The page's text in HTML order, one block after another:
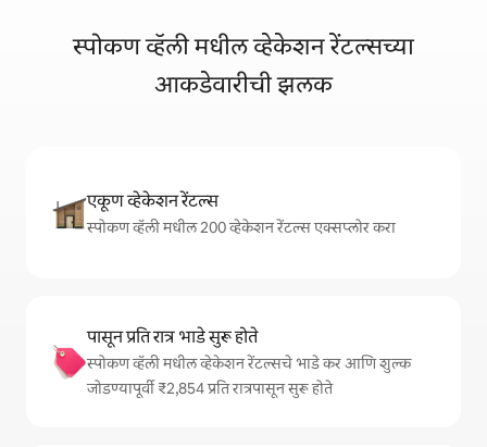
स्पोकण व्हॅली मधील व्हेकेशन रेंटल्सच्या
आकडेवारीची झलक
एकूण व्हेकेशन रेंटल्स
स्पोकण व्हॅली मधील 200 व्हेकेशन रेंटल्स एक्सप्लोर करा
पासून प्रति रात्र भाडे सुरू होते
स्पोकण व्हॅली मधील व्हेकेशन रेंटल्सचे भाडे कर आणि शुल्क
जोडण्यापूर्वी ₹2,854 प्रति रात्रपासून सुरू होते